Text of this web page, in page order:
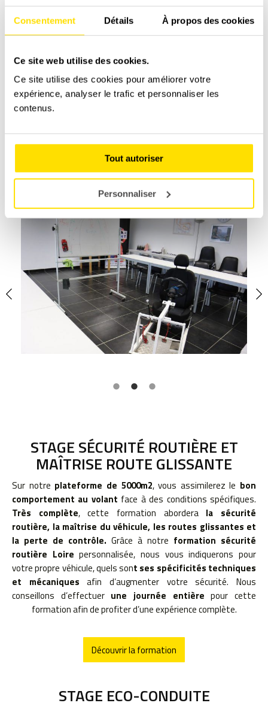
Consentement Détails À propos des cookies
Ce site web utilise des cookies.
Ce site utilise des cookies pour améliorer votre
expérience, analyser le trafic et personnaliser les
contenus.
Tout autoriser
Personnaliser
STAGE SÉCURITÉ ROUTIÈRE ET
MAÎTRISE ROUTE GLISSANTE
Sur notre plateforme de 5000m2, vous assimilerez le bon
comportement au volant face à des conditions spécifiques.
Très complète, cette formation abordera la sécurité
routière, la maîtrise du véhicule, les routes glissantes et
la perte de contrôle. Grâce à notre formation sécurité
routière Loire personnalisée, nous vous indiquerons pour
votre propre véhicule, quels sont ses spécificités techniques
et mécaniques afin d’augmenter votre sécurité. Nous
conseillons d’effectuerune journée entière pour cette
formation afin de profiter d’une expérience complète.
Découvrir la formation
STAGE ECO-CONDUITE